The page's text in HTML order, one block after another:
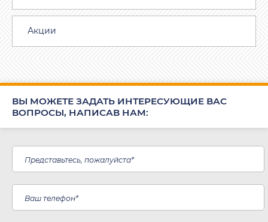
Акции
ВЫ МОЖЕТЕ ЗАДАТЬ ИНТЕРЕСУЮЩИЕ ВАС
ВОПРОСЫ, НАПИСАВ НАМ: